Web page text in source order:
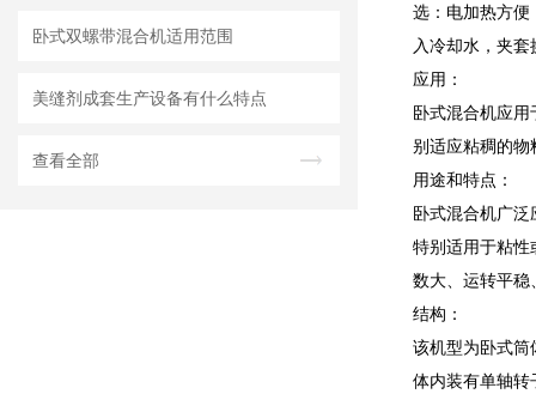
卧式双螺带混合机适用范围
美缝剂成套生产设备有什么特点
查看全部
选：电加热方便
入冷却水，夹
应用：
卧式混合机应
别适应粘稠的物
用途和特点：
卧式混合机广
特别适用于粘性
数大、运转平稳
结构：
该机型为卧式筒
体内装有单轴转